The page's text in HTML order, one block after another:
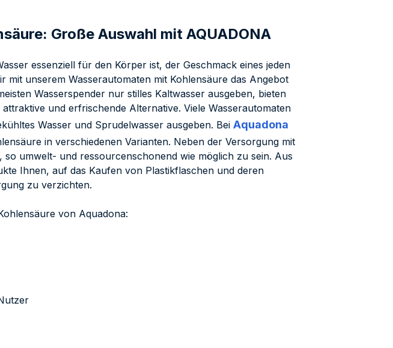
Große Auswahl mit AQUADONA
essenziell für den Körper ist, der Geschmack eines jeden
mit unserem Wasserautomaten mit Kohlensäure das Angebot
Wasserspender nur stilles Kaltwasser ausgeben, bieten
und erfrischende Alternative. Viele Wasserautomaten
Wasser und Sprudelwasser ausgeben. BeiAquadona
in verschiedenen Varianten. Neben der Versorgung mit
so umwelt- und ressourcenschonend wie möglich zu sein. Aus
Ihnen, auf das Kaufen von Plastikflaschen und deren
zu verzichten.
von Aquadona: